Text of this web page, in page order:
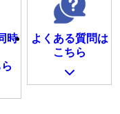
時
よくある質問は
こちら